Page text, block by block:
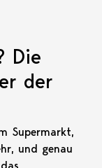
Die
der
Supermarkt,
und genau